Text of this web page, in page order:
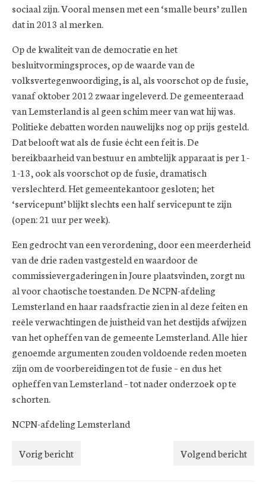
sociaal zijn. Vooral mensen met een ‘smalle beurs’ zullen
dat in 2013 al merken.
Op de kwaliteit van de democratie en het
besluitvormingsproces, op de waarde van de
volksvertegenwoordiging, is al, als voorschot op de fusie,
vanaf oktober 2012 zwaar ingeleverd. De gemeenteraad
van Lemsterland is al geen schim meer van wat hij was.
Politieke debatten worden nauwelijks nog op prijs gesteld.
Dat belooft wat als de fusie écht een feit is. De
bereikbaarheid van bestuur en ambtelijk apparaat is per 1-
1-13, ook als voorschot op de fusie, dramatisch
verslechterd. Het gemeentekantoor gesloten; het
‘servicepunt’ blijkt slechts een half servicepunt te zijn
(open: 21 uur per week).
Een gedrocht van een verordening, door een meerderheid
van de drie raden vastgesteld en waardoor de
commissievergaderingen in Joure plaatsvinden, zorgt nu
al voor chaotische toestanden. De NCPN-afdeling
Lemsterland en haar raadsfractie zien in al deze feiten en
reële verwachtingen de juistheid van het destijds afwijzen
van het opheffen van de gemeente Lemsterland. Alle hier
genoemde argumenten zouden voldoende reden moeten
zijn om de voorbereidingen tot de fusie – en dus het
opheffen van Lemsterland – tot nader onderzoek op te
schorten.
NCPN-afdeling Lemsterland
Vorig bericht Volgend bericht